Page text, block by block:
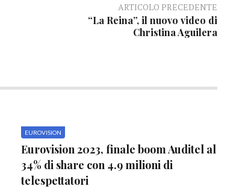
ARTICOLO PRECEDENTE
“La Reina”, il nuovo video di
Christina Aguilera
EUROVISION
Eurovision 2023, finale boom Auditel al
34% di share con 4.9 milioni di
telespettatori